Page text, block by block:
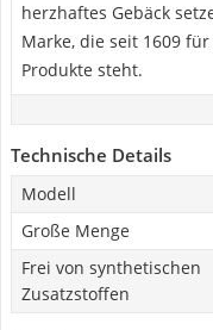
herzhaftes Gebäck
Marke, die seit 1609
Produkte steht.
Technische Details
Modell
Große Menge
Frei von synthetischen
Zusatzstoffen